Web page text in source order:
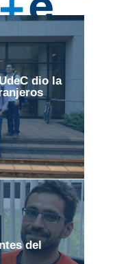
dio la
del